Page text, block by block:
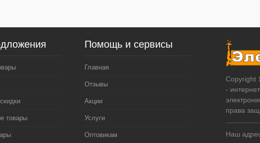
товары
Помощь и сервисы
Главная
Отзывы
Акции
Услуги
Оптовикам
Copyright
-
права
Наш